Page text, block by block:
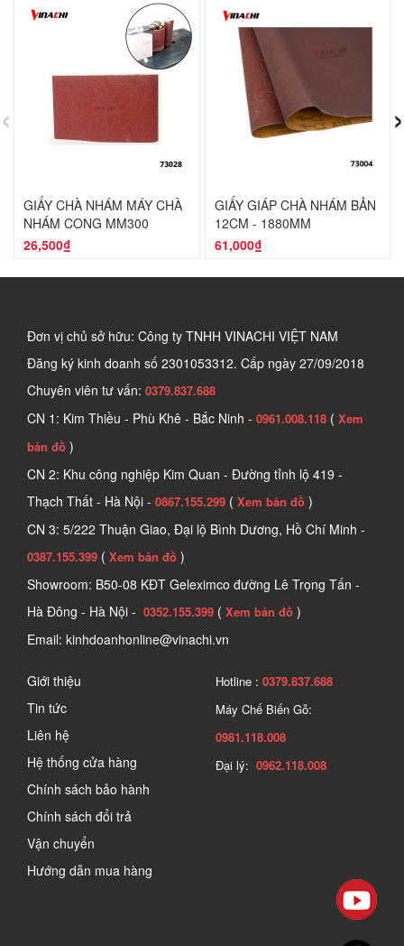
GIẤY CHÀ NHÁM MÁY CHÀ
NHÁM CONG MM300
26,500₫
GIẤY GIÁP CHÀ NHÁM BẢN
12CM - 1880MM
61,000₫
‹ ›
Đơn vị chủ sở hữu: Công ty TNHH VINACHI VIỆT NAM
Đăng ký kinh doanh số 2301053312. Cấp ngày 27/09/2018
Chuyên viên tư vấn: 0379.837.688
CN 1: Kim Thiều - Phù Khê - Bắc Ninh - 0961.008.118 ( Xem
bản đồ )
CN 2: Khu công nghiệp Kim Quan - Đường tỉnh lộ 419 -
Thạch Thất - Hà Nội - 0867.155.299 ( Xem bản đồ )
CN 3: 5/222 Thuận Giao, Đại lộ Bình Dương, Hồ Chí Minh -
0387.155.399 ( Xem bản đồ )
Showroom: B50-08 KĐT Geleximco đường Lê Trọng Tấn -
Hà Đông - Hà Nội - 0352.155.399 ( Xem bản đồ )
Email: kinhdoanhonline@vinachi.vn
Giới thiệu
Tin tức
Liên hệ
Hệ thống cửa hàng
Chính sách bảo hành
Chính sách đổi trả
Vận chuyển
Hướng dẫn mua hàng
Hotline : 0379.837.688
Máy Chế Biến Gỗ:
0981.118.008
Đại lý: 0962.118.008